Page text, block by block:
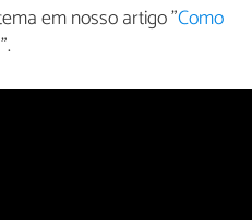
em nosso artigo "Como
".